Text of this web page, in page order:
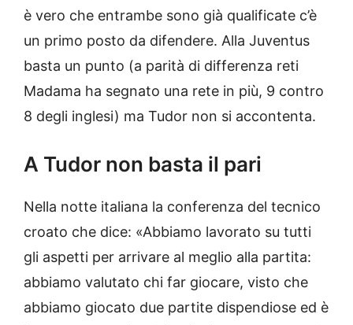
è vero che entrambe sono già qualificate c’è
un primo posto da difendere. Alla Juventus
basta un punto (a parità di differenza reti
Madama ha segnato una rete in più, 9 contro
8 degli inglesi) ma Tudor non si accontenta.
A Tudor non basta il pari
Nella notte italiana la conferenza del tecnico
croato che dice: «Abbiamo lavorato su tutti
gli aspetti per arrivare al meglio alla partita:
abbiamo valutato chi far giocare, visto che
abbiamo giocato due partite dispendiose ed è